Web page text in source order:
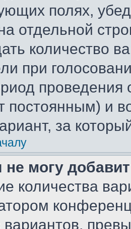
полях,
отдельной
количество
при
проведения
постоянным) и
за
не могу
количества
вариантов,